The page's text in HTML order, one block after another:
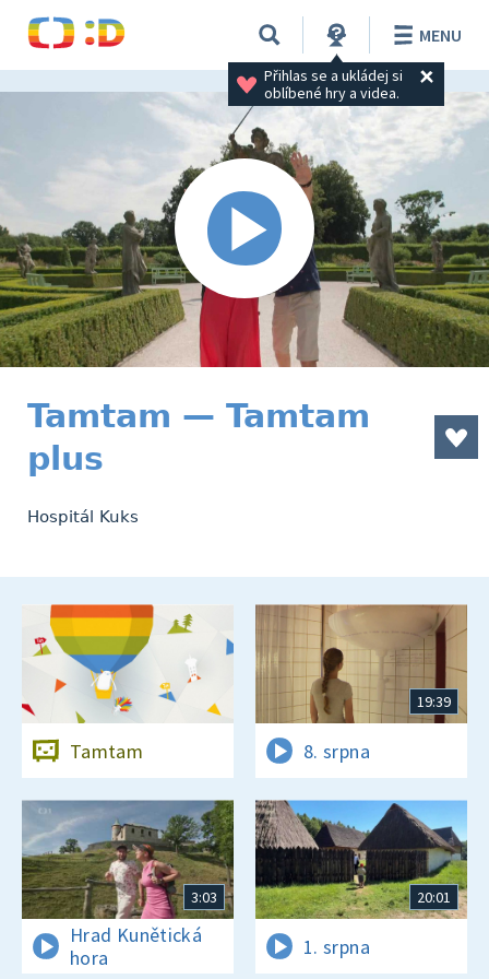
Přihlas se a ukládej si
oblíbené hry a videa.
MENU
Tamtam — Tamtam
plus
Hospitál Kuks
Tamtam
19:39
8. srpna
3:03
Hrad Kunětická
hora
20:01
1. srpna